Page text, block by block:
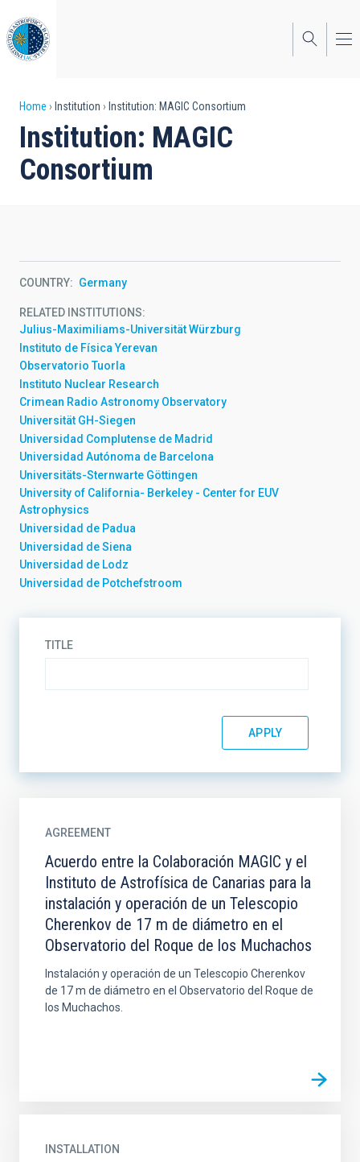
to
main
content
Breadcrumb
Home Institution Institution: MAGIC Consortium
Institution: MAGIC
Consortium
COUNTRY Germany
RELATED INSTITUTIONS
Julius-Maximiliams-Universität Würzburg
Instituto de Física Yerevan
Observatorio Tuorla
Instituto Nuclear Research
Crimean Radio Astronomy Observatory
Universität GH-Siegen
Universidad Complutense de Madrid
Universidad Autónoma de Barcelona
Universitäts-Sternwarte Göttingen
University of California- Berkeley - Center for EUV
Astrophysics
Universidad de Padua
Universidad de Siena
Universidad de Lodz
Universidad de Potchefstroom
TITLE
AGREEMENT
Acuerdo entre la Colaboración MAGIC y el
Instituto de Astrofísica de Canarias para la
instalación y operación de un Telescopio
Cherenkov de 17 m de diámetro en el
Observatorio del Roque de los Muchachos
Instalación y operación de un Telescopio Cherenkov
de 17 m de diámetro en el Observatorio del Roque de
los Muchachos.
INSTALLATION